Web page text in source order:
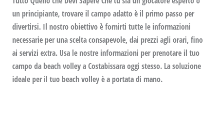
un principiante, trovare il campo adatto è il primo passo per
divertirsi. Il nostro obiettivo è fornirti tutte le informazioni
necessarie per una scelta consapevole, dai prezzi agli orari, fino
ai servizi extra. Usa le nostre informazioni per prenotare il tuo
campo da beach volley a Costabissara oggi stesso. La soluzione
ideale per il tuo beach volley è a portata di mano.